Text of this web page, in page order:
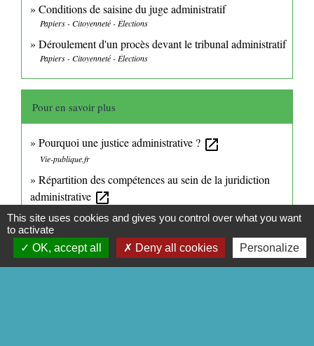
Conditions de saisine du juge administratif
Papiers - Citoyenneté - Élections
Déroulement d'un procès devant le tribunal administratif
Papiers - Citoyenneté - Élections
Pour en savoir plus
Pourquoi une justice administrative ? open_in_new
Vie-publique.fr
Répartition des compétences au sein de la juridiction
administrative open_in_new
Télérecours citoyens open_in_new
Conseil d'État
This site uses cookies and gives you control over what you want
to activate
OK, accept all
Deny all cookies Personalize